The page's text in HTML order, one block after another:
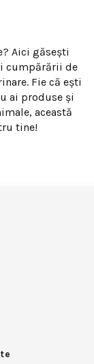
Aici găsești
cumpărării de
Fie că ești
ai produse și
această
tine!